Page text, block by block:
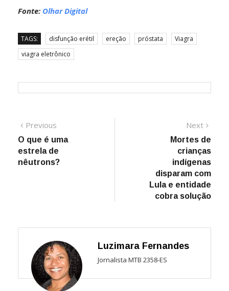
Fonte: Olhar Digital
TAGS: disfunção erétil ereção próstata
Viagra
viagra eletrônico
Navegação
de
Post
Previous
post:
O que é uma
estrela de
nêutrons?
Next
Mortes de
crianças
indígenas
disparam com
Lula e entidade
cobra solução
Luzimara Fernandes
Jornalista MTB 2358-ES